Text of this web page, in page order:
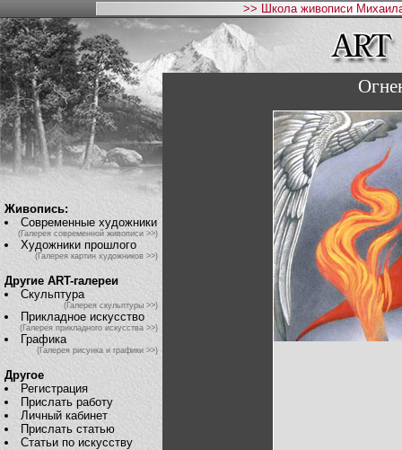
>> Школа живописи
Живопись:
Современные художники
(Галерея современной живописи >>)
Художники прошлого
(Галерея картин художников >>)
Другие ART-галереи
Скульптура
(Галерея скульптуры >>)
Прикладное искусство
(Галерея прикладного искусства >>)
Графика
(Галерея рисунка и графики >>)
Другое
Регистрация
Прислать работу
Личный кабинет
Прислать статью
Статьи по искусству